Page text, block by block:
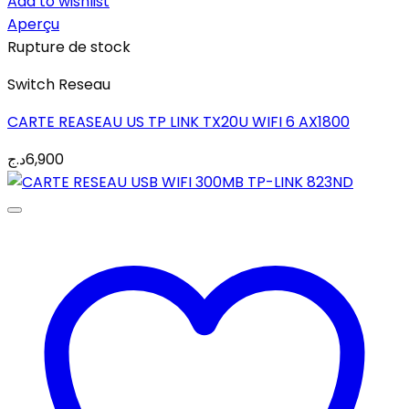
Aperçu
Rupture de stock
Switch Reseau
CARTE REASEAU US TP LINK TX20U WIFI 6 AX1800
6,900د.ج